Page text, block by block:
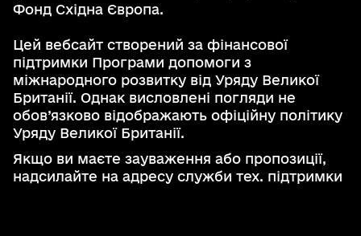
Фонд Східна Європа.
Цей вебсайт створений за фінансової
підтримки Програми допомоги з
міжнародного розвитку від Уряду Великої
Британії. Однак висловлені погляди не
обов’язково відображають офіційну політику
Уряду Великої Британії.
Якщо ви маєте зауваження або пропозиції,
надсилайте на адресу служби тех. підтримки